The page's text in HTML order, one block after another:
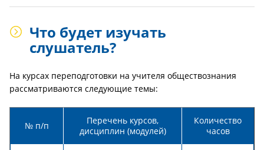
Что будет изучать
слушатель?
На курсах переподготовки на учителя обществознания
рассматриваются следующие темы:
№ п/п
Перечень курсов,
дисциплин (модулей)
Количество
часов